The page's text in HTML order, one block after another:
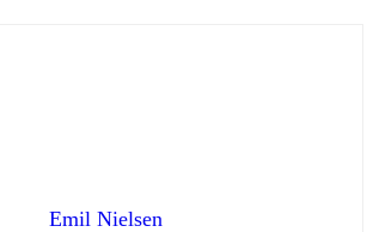
Emil Nielsen